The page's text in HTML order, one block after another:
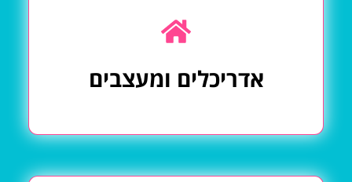
אדריכלים ומעצבים